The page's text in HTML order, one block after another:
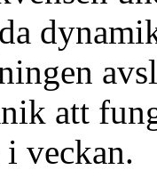
att
veckan.